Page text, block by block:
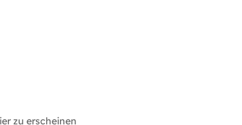
zu erscheinen